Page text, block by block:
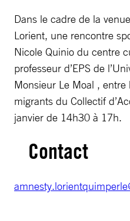
Dans le cadre de la
Lorient, une rencontre
Nicole Quinio du centre
professeur d’EPS de
Monsieur Le Moal , entre
migrants du Collectif
janvier de 14h30 à 17h.
Contact